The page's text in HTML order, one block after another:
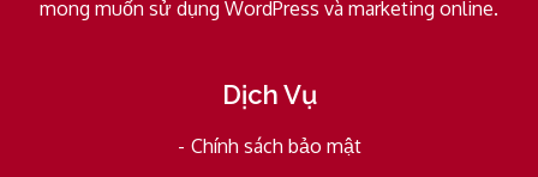
mong muốn sử dụng WordPress và marketing online.
Dịch Vụ
Chính sách bảo mật